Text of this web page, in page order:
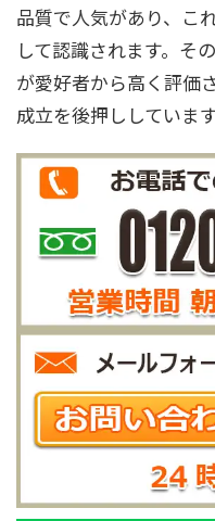
品質で人気があり、こ
して認識されます。そ
が愛好者から高く評価
成立を後押ししています